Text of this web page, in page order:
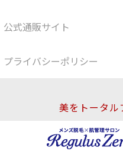
公式通販サイト
プライバシーポリシー
美をトータル